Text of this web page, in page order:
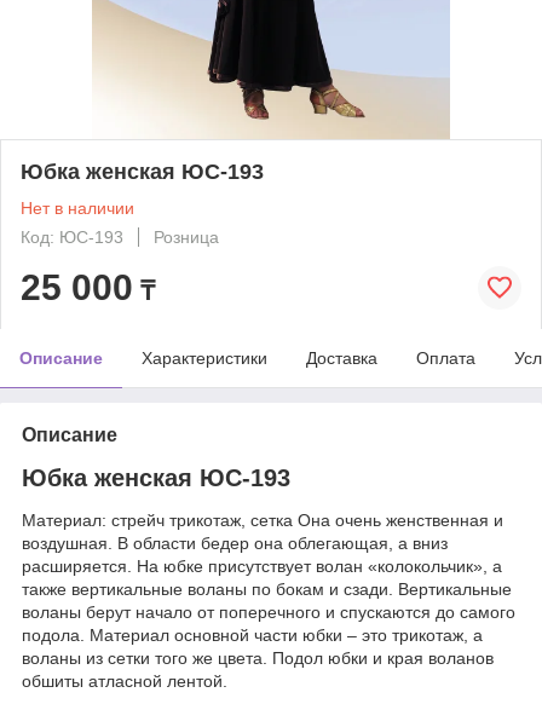
Юбка женская ЮС-193
Нет в наличии
Код: ЮС-193
Розница
25 000 ₸
Описание Характеристики Доставка Оплата
Описание
Юбка женская ЮС-193
Материал: стрейч трикотаж, сетка Она очень женственная и
воздушная. В области бедер она облегающая, а вниз
расширяется. На юбке присутствует волан «колокольчик», а
также вертикальные воланы по бокам и сзади. Вертикальные
воланы берут начало от поперечного и спускаются до самого
подола. Материал основной части юбки – это трикотаж, а
воланы из сетки того же цвета. Подол юбки и края воланов
обшиты атласной лентой.